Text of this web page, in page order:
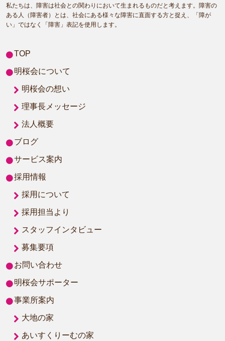
私たちは、障害は社会との関わりにおいて生まれるものだと考えます。障害の
ある人（障害者）とは、社会にある様々な障害に直面する方と捉え、「障が
い」ではなく「障害」表記を使用します。
TOP
明桜会について
明桜会の想い
理事長メッセージ
法人概要
ブログ
サービス案内
採用情報
採用について
採用担当より
スタッフインタビュー
募集要項
お問い合わせ
明桜会サポーター
事業所案内
大地の家
あいすくりーむの家